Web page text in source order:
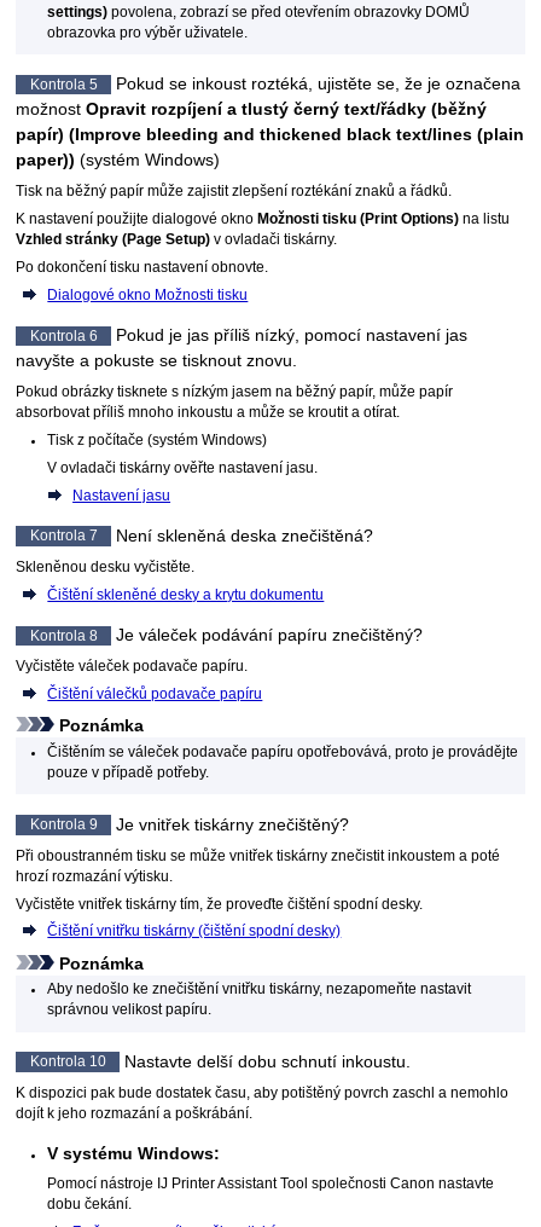
settings) povolena, zobrazí se před otevřením obrazovky DOMŮ
obrazovka pro výběr uživatele.
Kontrola 5
Pokud se inkoust roztéká, ujistěte se, že je označena
možnostOpravit rozpíjení a tlustý černý text/řádky (běžný
papír) (Improve bleeding and thickened black text/lines (plain
paper)) (systém Windows)
Tisk na běžný papír může zajistit zlepšení roztékání znaků a řádků.
K nastavení použijte dialogové okno Možnosti tisku (Print Options) na listu
Vzhled stránky (Page Setup) v ovladači tiskárny.
Po dokončení tisku nastavení obnovte.
Dialogové okno Možnosti tisku
Kontrola 6
Pokud je jas příliš nízký, pomocí nastavení jas
navyšte a pokuste se tisknout znovu.
Pokud obrázky tisknete s nízkým jasem na běžný papír, může papír
absorbovat příliš mnoho inkoustu a může se kroutit a otírat.
Tisk z počítače (systémWindows)
V ovladačitiskárny ověřte nastavení jasu.
Nastavení jasu
Kontrola 7 Nenískleněná deska znečištěná?
Skleněnou desku vyčistěte.
Čištění skleněné desky a krytu dokumentu
Kontrola 8 Jeváleček podávání papíru znečištěný?
Vyčistěteváleček podavače papíru.
Čištění válečků podavače papíru
Poznámka
Čištěním seváleček podavače papíru opotřebovává, proto je provádějte
pouze v případě potřeby.
Kontrola 9 Je vnitřektiskárny znečištěný?
Při oboustranném tisku se může vnitřektiskárny znečistit inkoustem a poté
hrozí rozmazání výtisku.
Vyčistěte vnitřektiskárny tím, že proveďte čištění spodní desky.
Čištění vnitřku tiskárny (čištění spodní desky)
Poznámka
Aby nedošlo ke znečištění vnitřkutiskárny, nezapomeňte nastavit
správnou velikost papíru.
Kontrola 10 Nastavte delší dobu schnutí inkoustu.
K dispozici pak bude dostatek času, aby potištěný povrch zaschl a nemohlo
dojít k jeho rozmazání a poškrábání.
V systémuWindows:
Pomocí nástroje IJ Printer Assistant Tool společnosti Canon nastavte
dobu čekání.